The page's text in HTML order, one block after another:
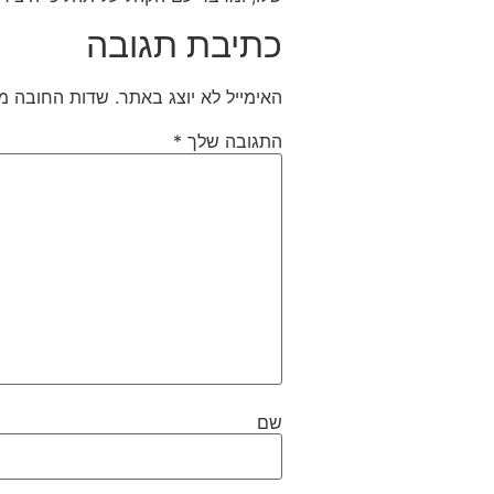
כתיבת תגובה
האימייל לא יוצג באתר. שדות החובה
התגובה שלך *
שם